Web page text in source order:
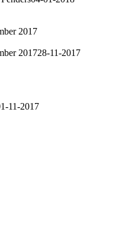
2017
201728-11-2017
11-2017